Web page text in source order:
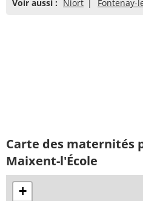
Voir aussi : Niort Fontenay-
Carte des maternités
Maixent-l'École
+